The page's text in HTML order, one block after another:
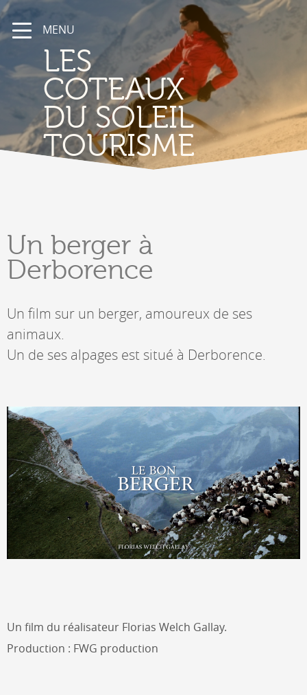
MENU
LES
COTEAUX
DU SOLEIL
TOURISME
Un berger à
Derborence
Un film sur un berger, amoureux de ses
animaux.
Un de ses alpages est situé à Derborence.
Un film du réalisateur Florias Welch Gallay.
Production : FWG production